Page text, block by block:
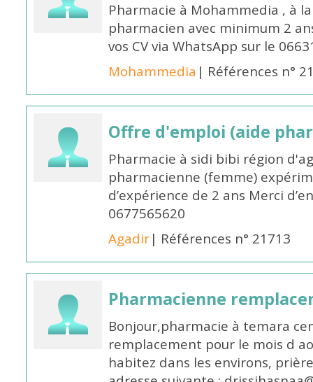
Pharmacie à Mohammedia , à
pharmacien avec minimum 2
vos CV via WhatsApp sur le
Mohammedia | Références n°
Offre d'emploi (aide
Pharmacie à sidi bibi région
pharmacienne (femme)
d’expérience de 2 ans Merci
0677565620
Agadir| Références n° 21713
Pharmacienne
Bonjour,pharmacie à temara
remplacement pour le mois d
habitez dans les environs,